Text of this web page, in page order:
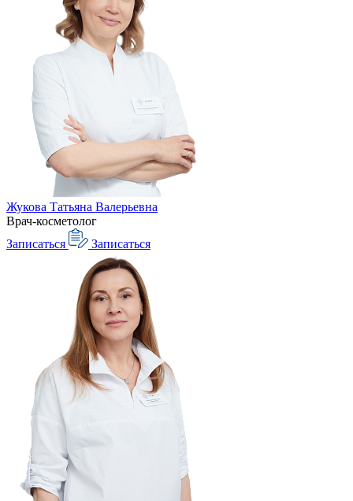
Жукова Татьяна Валерьевна
Врач-косметолог
Записаться
Записаться